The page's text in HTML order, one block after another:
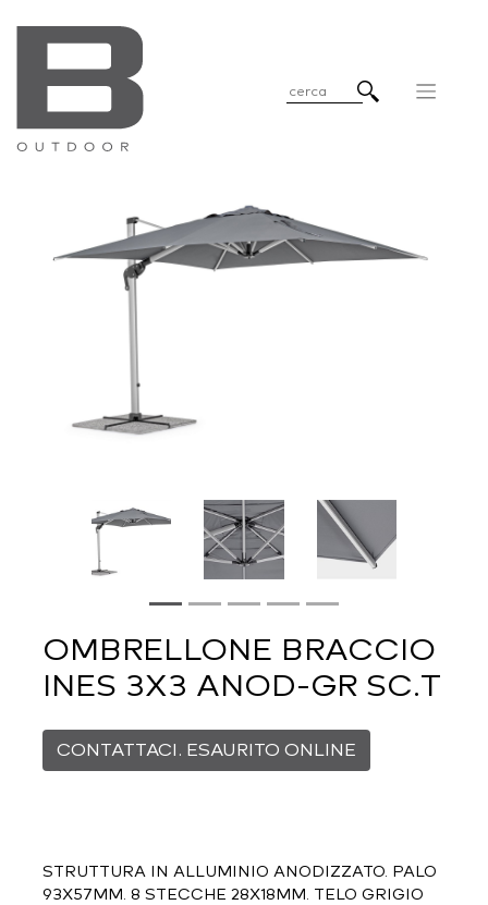
OMBRELLONE BRACCIO
INES 3X3 ANOD-GR SC.T
CONTATTACI. ESAURITO ONLINE
STRUTTURA IN ALLUMINIO ANODIZZATO. PALO
93X57MM. 8 STECCHE 28X18MM. TELO GRIGIO